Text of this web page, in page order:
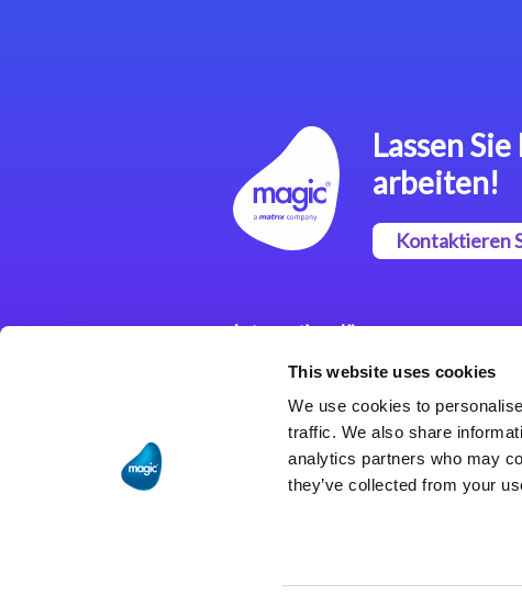
This website uses cookies
We use cookies to
traffic. We also share
analytics partners who may
they’ve collected from your
Lassen
arbeiten!
Kontaktieren
Integrationslösungen
Magic xpi
Integrationsplattform